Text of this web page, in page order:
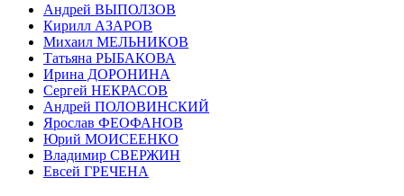
Андрей ВЫПОЛЗОВ
Кирилл АЗАРОВ
Михаил МЕЛЬНИКОВ
Татьяна РЫБАКОВА
Ирина ДОРОНИНА
Сергей НЕКРАСОВ
Андрей ПОЛОВИНСКИЙ
Ярослав ФЕОФАНОВ
Юрий МОИСЕЕНКО
Владимир СВЕРЖИН
Евсей ГРЕЧЕНА